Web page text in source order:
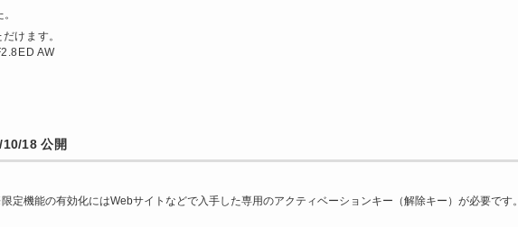
けます。
AW
18 公開
定機能の有効化にはWebサイトなどで入手した専用のアクティベーションキー（解除キー）が必要です。